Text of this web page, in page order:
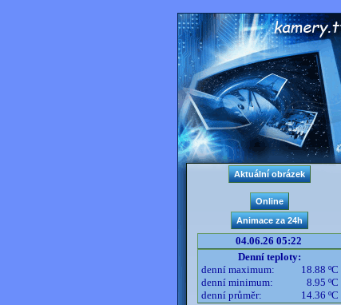
04.06.26 05:22
Denní teploty:
denní maximum:
18.88 ºC
denní minimum:
8.95 ºC
denní průměr:
14.36 ºC